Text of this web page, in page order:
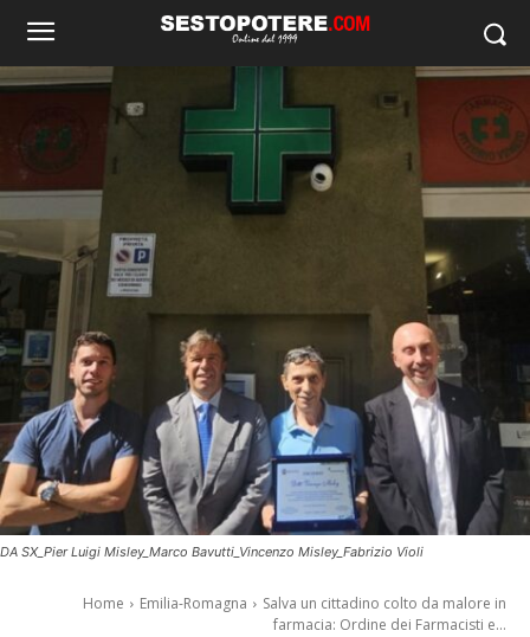
DA SX_Pier Luigi Misley_Marco Bavutti_Vincenzo Misley_Fabrizio Violi
Home Emilia-Romagna
Salva un cittadino colto da malore in
farmacia: Ordine dei Farmacisti e...